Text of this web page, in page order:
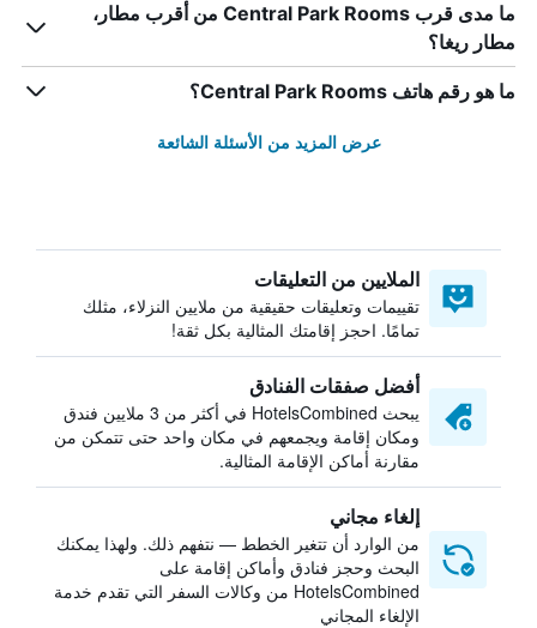
ما مدى قرب Central Park Rooms من أقرب مطار،
مطار ريغا؟
ما هو رقم هاتف Central Park Rooms؟
عرض المزيد من الأسئلة الشائعة
الملايين من التعليقات
تقييمات وتعليقات حقيقية من ملايين النزلاء، مثلك
تمامًا. احجز إقامتك المثالية بكل ثقة!
أفضل صفقات الفنادق
يبحث HotelsCombined في أكثر من 3 ملايين فندق
ومكان إقامة ويجمعهم في مكان واحد حتى تتمكن من
مقارنة أماكن الإقامة المثالية.
إلغاء مجاني
من الوارد أن تتغير الخطط — نتفهم ذلك. ولهذا يمكنك
البحث وحجز فنادق وأماكن إقامة على
HotelsCombined من وكالات السفر التي تقدم خدمة
الإلغاء المجاني